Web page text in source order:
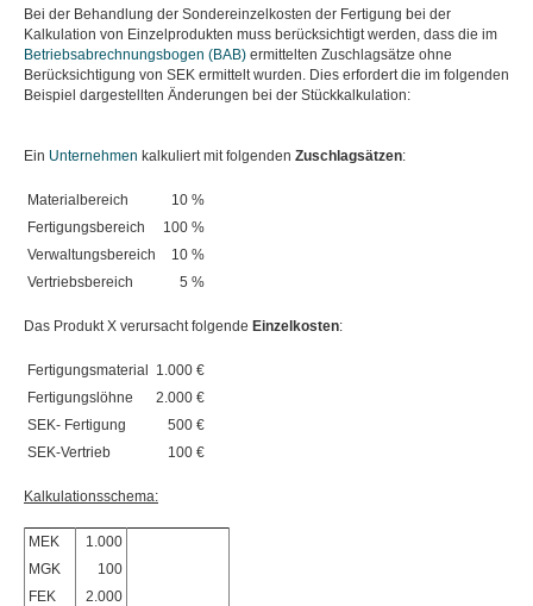
Bei der Behandlung der Sondereinzelkosten der Fertigung bei der
Kalkulation von Einzelprodukten muss berücksichtigt werden, dass die im
Betriebsabrechnungsbogen (BAB) ermittelten Zuschlagsätze ohne
Berücksichtigung von SEK ermittelt wurden. Dies erfordert die im folgenden
Beispiel dargestellten Änderungen bei der Stückkalkulation:
Ein Unternehmen kalkuliert mit folgenden Zuschlagsätzen:
Materialbereich
10 %
Fertigungsbereich
100 %
Verwaltungsbereich
10 %
Vertriebsbereich
5 %
Das Produkt X verursacht folgende Einzelkosten:
Fertigungsmaterial
1.000 €
Fertigungslöhne
2.000 €
SEK- Fertigung
500 €
SEK-Vertrieb
100 €
Kalkulationsschema:
MEK
1.000
MGK
100
FEK
2.000